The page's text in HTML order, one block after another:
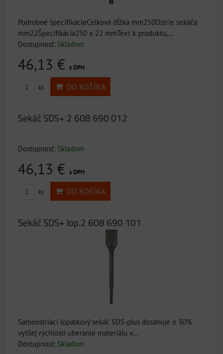
Podrobné špecifikácieCelková dĺžka mm250Ostrie sekáča
mm22Špecifikácia250 x 22 mmText k produktu,...
Dostupnosť: Skladom
46,13 € s DPH
ks DO KOŠÍKA
Sekáč SDS+ 2 608 690 012
Dostupnosť: Skladom
46,13 € s DPH
ks DO KOŠÍKA
Sekáč SDS+ lop.2 608 690 101
Samoostriaci lopatkový sekáč SDS-plus dosahuje o 30%
vyššej rýchlosti uberanie materiálu v...
Dostupnosť: Skladom